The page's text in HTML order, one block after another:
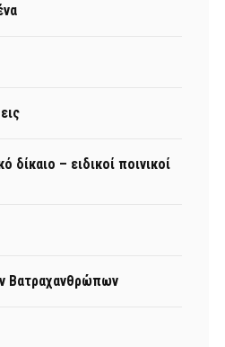
δίκαιο – ειδικοί ποινικοί
Βατραχανθρώπων